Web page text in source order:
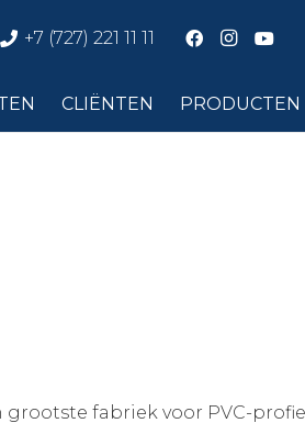
+7 (727) 221 11 11
CLIËNTEN PRODUCTEN
fabriek voor PVC-